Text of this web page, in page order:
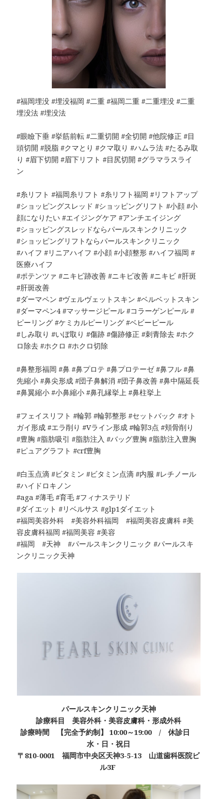
#福岡埋没 #埋没福岡 #二重 #福岡二重 #二重埋没 #二重
埋没法 #埋没法
#眼瞼下垂 #挙筋前転 #二重切開 #全切開 #他院修正 #目
頭切開 #脱脂 #クマとり #クマ取り #ハムラ法 #たるみ取
り #眉下切開 #眉下リフト #目尻切開 #グラマラスライ
ン
#糸リフト #福岡糸リフト #糸リフト福岡 #リフトアップ
#ショッピングスレッド #ショッピングリフト #小顔 #小
顔になりたい #エイジングケア #アンチエイジング
#ショッピングスレッドならパールスキンクリニック
#ショッピングリフトならパールスキンクリニック
#ハイフ #リニアハイフ #小顔 #小顔整形 #ハイフ福岡 #
医療ハイフ
#ポテンツァ #ニキビ跡改善 #ニキビ改善 #ニキビ #肝斑
#肝斑改善
#ダーマペン #ヴェルヴェットスキン #ベルベットスキン
#ダーマペン4 #マッサージピール #コラーゲンピール #
ピーリング #ケミカルピーリング #ベビーピール
#しみ取り #いぼ取り #傷跡 #傷跡修正 #刺青除去 #ホク
ロ除去 #ホクロ #ホクロ切除
#鼻整形福岡 #鼻 #鼻プロテ #鼻プロテーゼ #鼻フル #鼻
先縮小 #鼻尖形成 #団子鼻解消 #団子鼻改善 #鼻中隔延長
#鼻翼縮小 #小鼻縮小 #鼻孔縁挙上 #鼻柱挙上
#フェイスリフト #輪郭 #輪郭整形 #セットバック #オト
ガイ形成 #エラ削り #Vライン形成 #輪郭3点 #頬骨削り
#豊胸 #脂肪吸引 #脂肪注入 #バッグ豊胸 #脂肪注入豊胸
#ピュアグラフト #crf豊胸
#白玉点滴 #ビタミン #ビタミン点滴 #内服 #レチノール
#ハイドロキノン
#aga #薄毛 #育毛 #フィナステリド
#ダイエット #リベルサス #glp1ダイエット
#福岡美容外科 #美容外科福岡 #福岡美容皮膚科 #美
容皮膚科福岡 #福岡美容 #美容
#福岡 #天神 #パールスキンクリニック #パールスキ
ンクリニック天神
パールスキンクリニック天神
診療科目 美容外科・美容皮膚科・形成外科
診療時間 【完全予約制】 10:00～19:00 / 休診日
水・日・祝日
〒810-0001 福岡市中央区天神3-5-13 山道歯科医院ビ
ル3F